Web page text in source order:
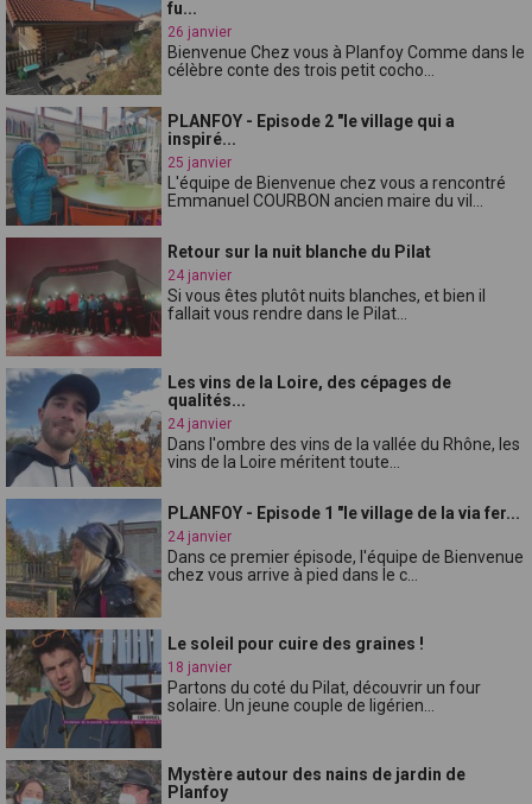
fu...
26 janvier
Bienvenue Chez vous à Planfoy Comme dans le
célèbre conte des trois petit cocho...
PLANFOY - Episode 2 "le village qui a
inspiré...
25 janvier
L'équipe de Bienvenue chez vous a rencontré
Emmanuel COURBON ancien maire du vil...
Retour sur la nuit blanche du Pilat
24 janvier
Si vous êtes plutôt nuits blanches, et bien il
fallait vous rendre dans le Pilat...
Les vins de la Loire, des cépages de
qualités...
24 janvier
Dans l'ombre des vins de la vallée du Rhône, les
vins de la Loire méritent toute...
PLANFOY - Episode 1 "le village de la via fer...
24 janvier
Dans ce premier épisode, l'équipe de Bienvenue
chez vous arrive à pied dans le c...
Le soleil pour cuire des graines !
18 janvier
Partons du coté du Pilat, découvrir un four
solaire. Un jeune couple de ligérien...
Mystère autour des nains de jardin de
Planfoy